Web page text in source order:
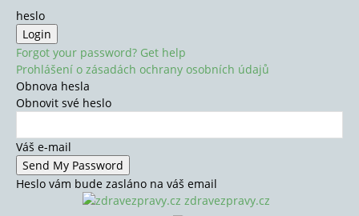
heslo
Forgot your password? Get help
Prohlášení o zásadách ochrany osobních údajů
Obnova hesla
Obnovit své heslo
Váš e-mail
Heslo vám bude zasláno na váš email
zdravezpravy.cz